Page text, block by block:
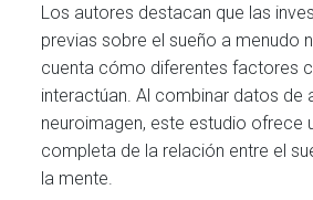
Los autores destacan que las
previas sobre el sueño a menudo
cuenta cómo diferentes factores
interactúan. Al combinar datos de
neuroimagen, este estudio ofrece
completa de la relación entre el
la mente.